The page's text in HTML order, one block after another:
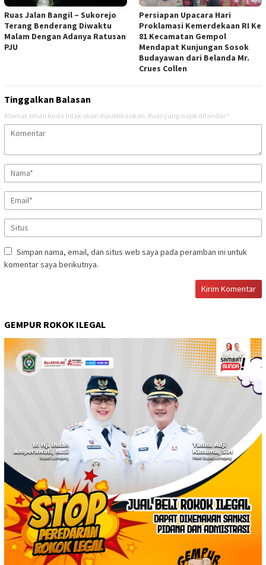
Ruas Jalan Bangil – Sukorejo
Terang Benderang Diwaktu
Malam Dengan Adanya Ratusan
PJU
Persiapan Upacara Hari
Proklamasi Kemerdekaan RI Ke
81 Kecamatan Gempol
Mendapat Kunjungan Sosok
Budayawan dari Belanda Mr.
Crues Collen
Tinggalkan Balasan
Alamat email Anda tidak akan dipublikasikan. Ruas yang wajib ditandai *
Simpan nama, email, dan situs web saya pada peramban ini untuk
komentar saya berikutnya.
GEMPUR ROKOK ILEGAL